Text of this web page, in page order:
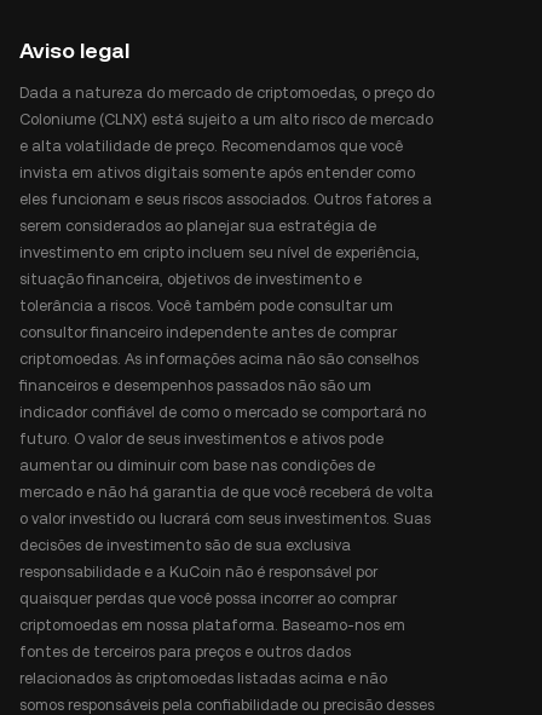
Aviso legal
Dada a natureza do mercado de criptomoedas, o preço do
Coloniume (CLNX) está sujeito a um alto risco de mercado
e alta volatilidade de preço. Recomendamos que você
invista em ativos digitais somente após entender como
eles funcionam e seus riscos associados. Outros fatores a
serem considerados ao planejar sua estratégia de
investimento em cripto incluem seu nível de experiência,
situação financeira, objetivos de investimento e
tolerância a riscos. Você também pode consultar um
consultor financeiro independente antes de comprar
criptomoedas. As informações acima não são conselhos
financeiros e desempenhos passados não são um
indicador confiável de como o mercado se comportará no
futuro. O valor de seus investimentos e ativos pode
aumentar ou diminuir com base nas condições de
mercado e não há garantia de que você receberá de volta
o valor investido ou lucrará com seus investimentos. Suas
decisões de investimento são de sua exclusiva
responsabilidade e a KuCoin não é responsável por
quaisquer perdas que você possa incorrer ao comprar
criptomoedas em nossa plataforma. Baseamo-nos em
fontes de terceiros para preços e outros dados
relacionados às criptomoedas listadas acima e não
somos responsáveis pela confiabilidade ou precisão desses